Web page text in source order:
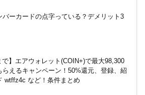
トカードチャージすると5%還元に！
バーカードの点字っている？デメリット3
で】エアウォレット(COIN+)で最大98,300
らえるキャンペーン！50%還元、登録、紹
wtffz4c など！条件まとめ